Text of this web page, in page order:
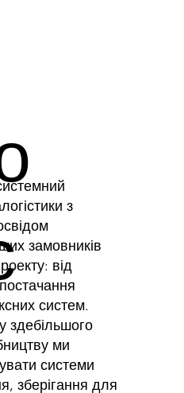
з
замовників
від
систем.
здебільшого
ми
системи
зберігання для